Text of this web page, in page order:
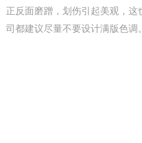
正反面磨蹭，划伤引起美观，
司都建议尽量不要设计满版色调。